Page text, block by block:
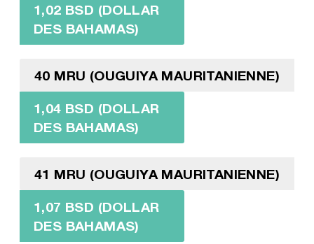
1,02 BSD (DOLLAR
DES BAHAMAS)
40 MRU (OUGUIYA MAURITANIENNE)
1,04 BSD (DOLLAR
DES BAHAMAS)
41 MRU (OUGUIYA MAURITANIENNE)
1,07 BSD (DOLLAR
DES BAHAMAS)